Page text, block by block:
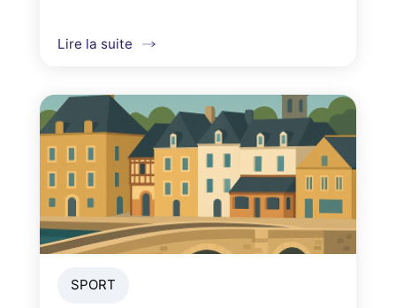
Lire la suite
SPORT